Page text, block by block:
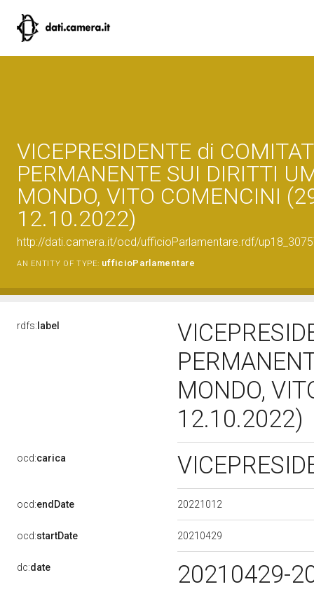
VICEPRESIDENTE di
PERMANENTE SUI DIRITTI
MONDO, VITO COMENCINI
12.10.2022)
http://dati.camera.it/ocd/ufficioParlamentare.rdf/
AN ENTITY OF TYPE: ufficioParlamentare
rdfs: label
MONDO,
12.10.2022)
ocd:carica
ocd:endDate 20221012
ocd:startDate 20210429
dc:date 20210429-